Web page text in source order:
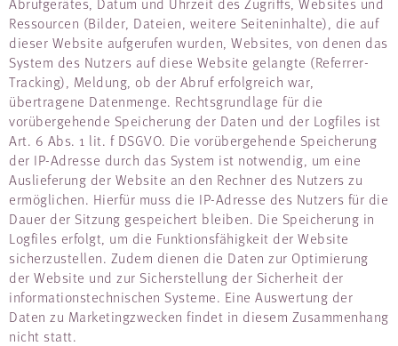
Ressourcen (Bilder, Dateien, weitere Seiteninhalte), die auf
dieser Website aufgerufen wurden, Websites, von denen das
System des Nutzers auf diese Website gelangte (Referrer-
Tracking), Meldung, ob der Abruf erfolgreich war,
übertragene Datenmenge. Rechtsgrundlage für die
vorübergehende Speicherung der Daten und der Logfiles ist
Art. 6 Abs. 1 lit. f DSGVO. Die vorübergehende Speicherung
der IP-Adresse durch das System ist notwendig, um eine
Auslieferung der Website an den Rechner des Nutzers zu
ermöglichen. Hierfür muss die IP-Adresse des Nutzers für die
Dauer der Sitzung gespeichert bleiben. Die Speicherung in
Logfiles erfolgt, um die Funktionsfähigkeit der Website
sicherzustellen. Zudem dienen die Daten zur Optimierung
der Website und zur Sicherstellung der Sicherheit der
informationstechnischen Systeme. Eine Auswertung der
Daten zu Marketingzwecken findet in diesem Zusammenhang
nicht statt.